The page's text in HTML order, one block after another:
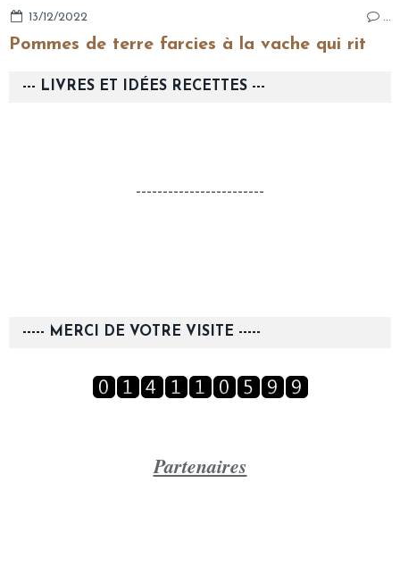
13/12/2022 …
Pommes de terre farcies à la vache qui rit
--- LIVRES ET IDÉES RECETTES ---
------------------------
----- MERCI DE VOTRE VISITE -----
Partenaires